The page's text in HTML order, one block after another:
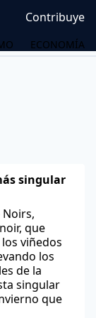
Contribuye
ECONOMÍA
singular
que
viñedos
los
de la
singular
que